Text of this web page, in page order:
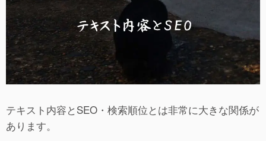
テキスト内容とSEO・検索順位とは非常に大きな関係が
あります。